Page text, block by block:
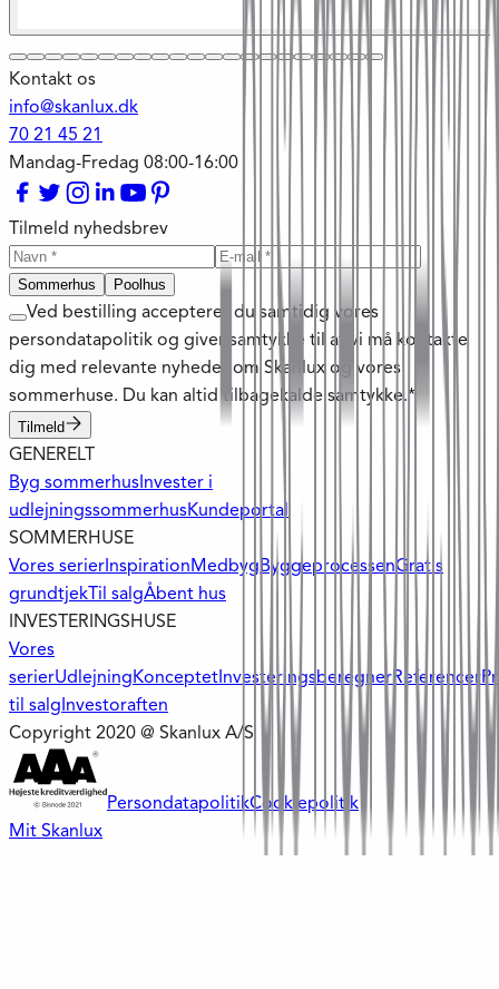
Kontakt os
info@skanlux.dk
70 21 45 21
Mandag-Fredag 08:00-16:00
Tilmeld nyhedsbrev
Sommerhus Poolhus
Ved bestilling accepterer du samtidig vores
persondatapolitik og giver samtykke til at vi må kontakte
dig med relevante nyheder om Skanlux og vores
sommerhuse. Du kan altid tilbagekalde samtykke.*
Tilmeld
GENERELT
Byg sommerhus Invester i
udlejningssommerhusKundeportal
SOMMERHUSE
Vores serier Inspiration MedbygByggeprocessenGratis
grundtjek Til salgÅbent hus
INVESTERINGSHUSE
Vores
serierUdlejningKonceptet InvesteringsberegnerReferencer
til salg Investoraften
Copyright 2020 @ Skanlux A/S
PersondatapolitikCookiepolitik
Mit Skanlux